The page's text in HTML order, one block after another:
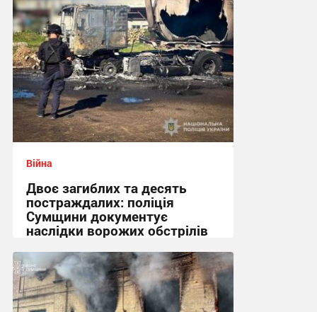
Війна
Двоє загиблих та десять
постраждалих: поліція
Сумщини документує
наслідки ворожих обстрілів
11:28 сьогодні